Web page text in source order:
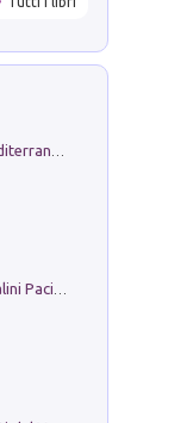
Il Filo Della Pace. Storia di Ezio Bartalini Pacifista